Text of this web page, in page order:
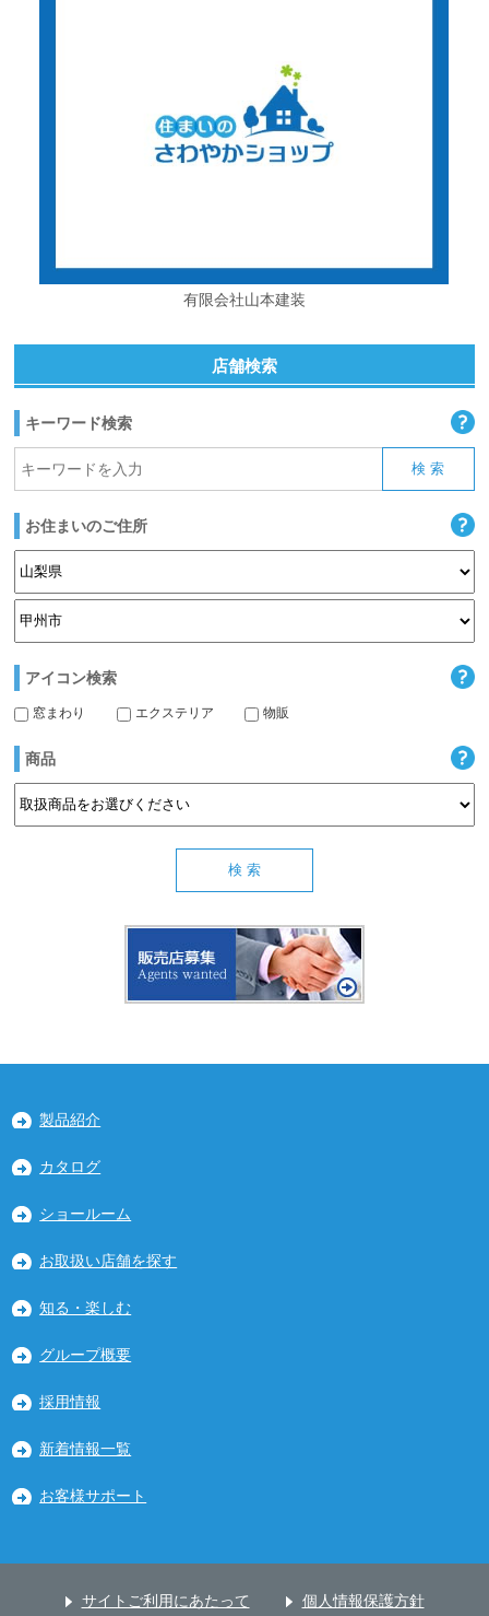
有限会社山本建装
店舗検索
キーワード検索
お住まいのご住所
アイコン検索
窓まわり エクステリア 物販
商品
製品紹介
カタログ
ショールーム
お取扱い店舗を探す
知る・楽しむ
グループ概要
採用情報
新着情報一覧
お客様サポート
サイトご利用にあたって 個人情報保護方針